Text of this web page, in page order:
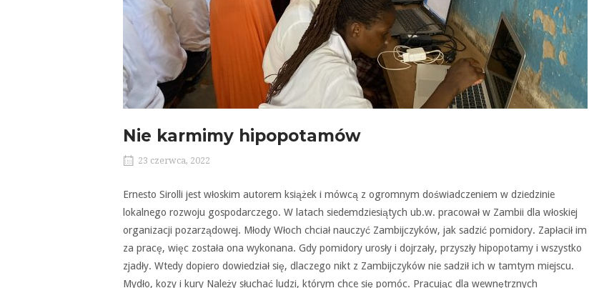
Nie karmimy hipopotamów
23 czerwca, 2022
Ernesto Sirolli jest włoskim autorem książek i mówcą z ogromnym doświadczeniem w dziedzinie
lokalnego rozwoju gospodarczego. W latach siedemdziesiątych ub.w. pracował w Zambii dla włoskiej
organizacji pozarządowej. Młody Włoch chciał nauczyć Zambijczyków, jak sadzić pomidory. Zapłacił im
za pracę, więc została ona wykonana. Gdy pomidory urosły i dojrzały, przyszły hipopotamy i wszystko
zjadły. Wtedy dopiero dowiedział się, dlaczego nikt z Zambijczyków nie sadził ich w tamtym miejscu.
Mydło, kozy i kury Należy słuchać ludzi, którym chce się pomóc. Pracując dla wewnętrznych